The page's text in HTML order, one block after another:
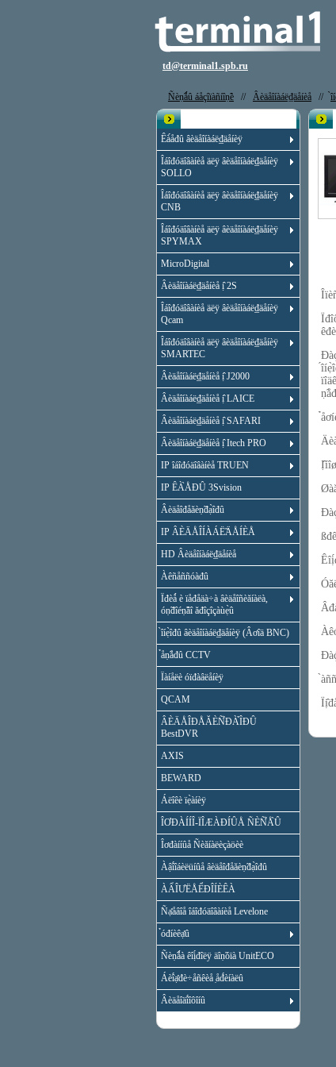
td@terminal1.spb.ru
Ñèṇ̃ǻû áåçîïàñíîṇ̃è // Âèäåîíàáë₫äåíèå //
Êà́åđû âèäåîíàáë₫äåíèÿ
Îáîđóäîâàíèå äëÿ âèäåîíàáë₫äåíèÿ
SOLLO
Îáîđóäîâàíèå äëÿ âèäåîíàáë₫äåíèÿ
CNB
Îáîđóäîâàíèå äëÿ âèäåîíàáë₫äåíèÿ
SPYMAX
MicroDigital
Âèäåîíàáë₫äåíèå ị̂ 2S
Îáîđóäîâàíèå äëÿ âèäåîíàáë₫äåíèÿ
Qcam
Îáîđóäîâàíèå äëÿ âèäåîíàáë₫äåíèÿ
SMARTEC
Âèäåîíàáë₫äåíèå ị̂ J2000
Âèäåîíàáë₫äåíèå ị̂ LAICE
Âèäåîíàáë₫äåíèå ị̂ SAFARI
Âèäåîíàáë₫äåíèå ị̂ Itech PRO
IP îáîđóäîâàíèå TRUEN
IP ÊÀ̀ÅĐÛ 3Svision
Âèäåîđåăèṇ̃đạ̀îđû
IP ÂÈÄÅÎÍÀÁË̃ÄÅÍÈÅ
HD Âèäåîíàáë₫äåíèå
Àêñåññóàđû
Ïđèǻ è ïåđåäà÷à âèäåîñèăíàëà,
óṇ̃đîéṇ̃âî ăđîçîçàùẹ̀û
̀îíẹ̀îđû âèäåîíàáë₫äåíèÿ (Âơîä BNC)
̉åṇ̃åđû CCTV
Ïàíåëè óïđàâëåíèÿ
QCAM
ÂÈÄÅÎĐÅĂÈÑ̉ĐÀ̉ÎĐÛ
BestDVR
AXIS
BEWARD
Áëîêè ïẹ̀àíèÿ
ÎƠĐÀÍÍÎ-ÏÎÆÀĐÍÛÅ ÑÈÑ̉Å̀Û
Îơđàííûå Ñèăíàëèçàöèè
Àậî́îáèëüíûå âèäåîđåăèṇ̃đạ̀îđû
ÀẨÎƯËÅỂĐÎÍÈÊÀ
Ñạ̊åâîå îáîđóäîâàíèå Levelone
̉óđíèêạ̊û
Ñèṇ̃ǻà êîị́đîëÿ äîṇ̃óïà UnitECO
Áèî́ạ̊đè÷åñêèå ̣åđ́èíàëû
Âèäåîäî́îôîíû